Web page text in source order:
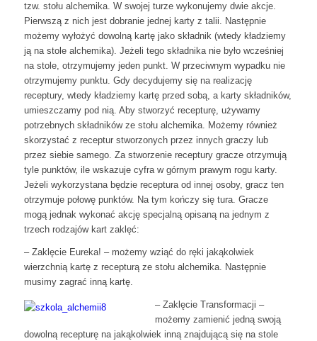
tzw. stołu alchemika. W swojej turze wykonujemy dwie akcje.
Pierwszą z nich jest dobranie jednej karty z talii. Następnie
możemy wyłożyć dowolną kartę jako składnik (wtedy kładziemy
ją na stole alchemika). Jeżeli tego składnika nie było wcześniej
na stole, otrzymujemy jeden punkt. W przeciwnym wypadku nie
otrzymujemy punktu. Gdy decydujemy się na realizację
receptury, wtedy kładziemy kartę przed sobą, a karty składników,
umieszczamy pod nią. Aby stworzyć recepturę, używamy
potrzebnych składników ze stołu alchemika. Możemy również
skorzystać z receptur stworzonych przez innych graczy lub
przez siebie samego. Za stworzenie receptury gracze otrzymują
tyle punktów, ile wskazuje cyfra w górnym prawym rogu karty.
Jeżeli wykorzystana będzie receptura od innej osoby, gracz ten
otrzymuje połowę punktów. Na tym kończy się tura. Gracze
mogą jednak wykonać akcję specjalną opisaną na jednym z
trzech rodzajów kart zaklęć:
– Zaklęcie Eureka! – możemy wziąć do ręki jakąkolwiek
wierzchnią kartę z recepturą ze stołu alchemika. Następnie
musimy zagrać inną kartę.
– Zaklęcie Transformacji –
możemy zamienić jedną swoją
dowolną recepturę na jakąkolwiek inną znajdującą się na stole